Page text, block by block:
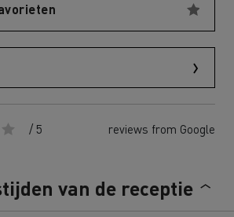
/ 5 reviews from Google
van de receptie